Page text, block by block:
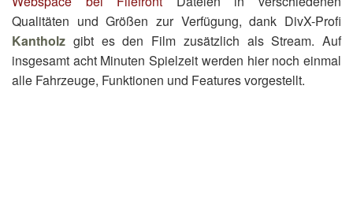
Qualitäten und Größen zur Verfügung, dank DivX-Profi
Kantholz gibt es den Film zusätzlich als Stream. Auf
insgesamt acht Minuten Spielzeit werden hier noch einmal
alle Fahrzeuge, Funktionen und Features vorgestellt.